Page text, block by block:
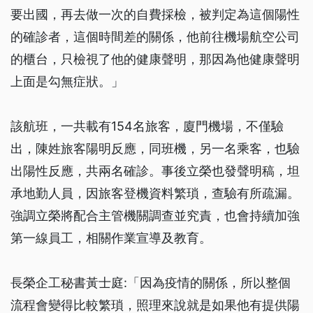
要出國，再去做一次的自費採檢，被判定為這個陽性
的確診者，這個時間差的關係，他前往機場航空公司
的櫃台，只檢視了他的健康聲明，那因為他健康聲明
上面是勾無症狀。」
該航班，一共載有154名旅客，廈門機場，不僅驗
出，陳姓旅客陽明反應，同班機，另一名乘客，也驗
出陽性反應，共兩名確診。事後立榮也發聲明稿，坦
承地勤人員，因旅客登機資料繁瑣，查驗有所疏漏。
強調立榮將配合主管機關調查並究責，也會持續加強
第一線員工，相關作業宣導及教育。
長榮企工秘書黃士庭:「因為疫情的關係，所以整個
流程會變得比較繁瑣，照理來說就是如果他有提供陽